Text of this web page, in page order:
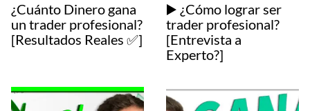
¿Cuánto Dinero gana
un trader profesional?
[Resultados Reales ✅]
▶️ ¿Cómo lograr ser
trader profesional?
[Entrevista a
Experto?️]